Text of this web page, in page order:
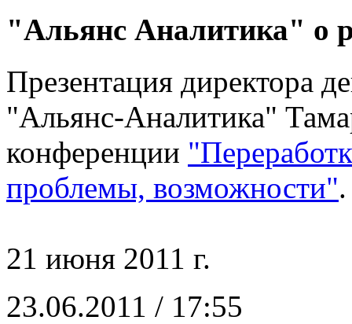
"Альянс Аналитика" о
Презентация директора
"Альянс-Аналитика"
конференции
проблемы, возможности".
21 июня 2011 г.
23.06.2011 / 17:55